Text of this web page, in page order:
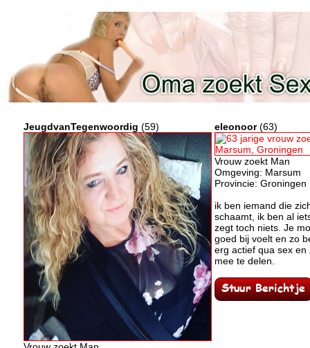
JeugdvanTegenwoordig (59) eleonoor(63)
Vrouw zoekt Man
Omgeving: Marsum
Provincie: Groningen
ik ben iemand die
schaamt, ik ben al
zegt toch niets. Je
goed bij voelt en zo
erg actief qua sex
mee te delen.